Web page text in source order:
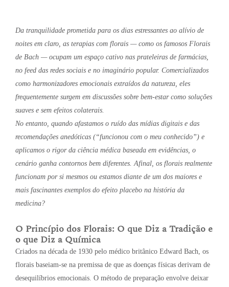
Da tranquilidade prometida para os dias estressantes ao alívio de
noites em claro, as terapias com florais — como os famosos Florais
de Bach — ocupam um espaço cativo nas prateleiras de farmácias,
no feed das redes sociais e no imaginário popular. Comercializados
como harmonizadores emocionais extraídos da natureza, eles
frequentemente surgem em discussões sobre bem-estar como soluções
suaves e sem efeitos colaterais.
No entanto, quando afastamos o ruído das mídias digitais e das
recomendações anedóticas (“funcionou com o meu conhecido”) e
aplicamos o rigor da ciência médica baseada em evidências, o
cenário ganha contornos bem diferentes. Afinal, os florais realmente
funcionam por si mesmos ou estamos diante de um dos maiores e
mais fascinantes exemplos do efeito placebo na história da
medicina?
O Princípio dos Florais: O que Diz a Tradição e
o que Diz a Química
Criados na década de 1930 pelo médico britânico Edward Bach, os
florais baseiam-se na premissa de que as doenças físicas derivam de
desequilíbrios emocionais. O método de preparação envolve deixar